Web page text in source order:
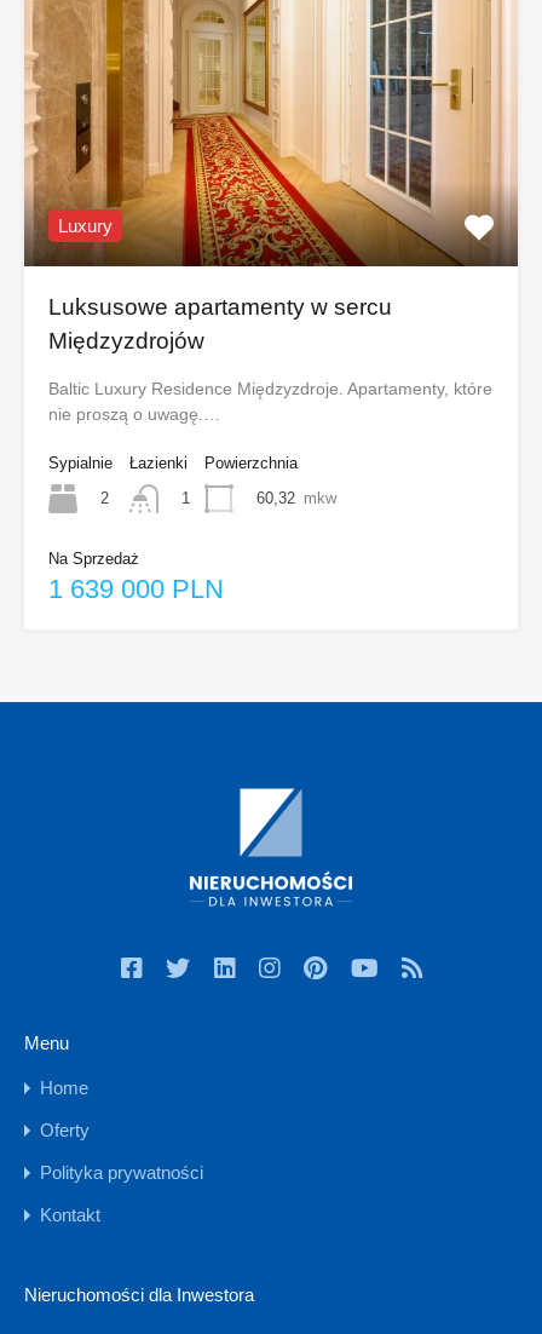
Luxury
Luksusowe apartamenty w sercu
Międzyzdrojów
Baltic Luxury Residence Międzyzdroje. Apartamenty, które
nie proszą o uwagę.…
Sypialnie
2
Łazienki
1
Powierzchnia
60,32 mkw
Na Sprzedaż
1 639 000 PLN
Menu
Home
Oferty
Polityka prywatności
Kontakt
Nieruchomości dla Inwestora